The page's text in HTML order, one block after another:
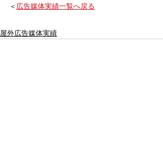
＜ 広告媒体実績一覧へ戻る
屋外広告媒体実績